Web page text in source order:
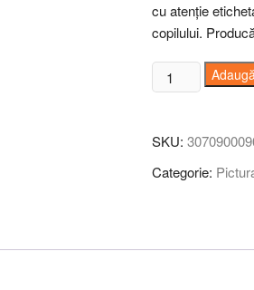
cu atenție
copilului.
Cantitate
Set
cu
In
SKU:
Categorie: